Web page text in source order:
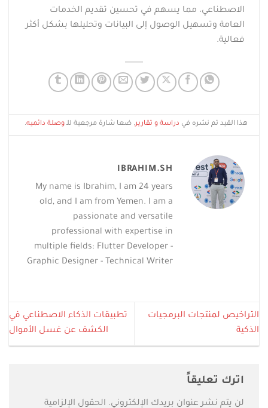
الاصطناعي، مما يسهم في تحسين تقديم الخدمات
العامة وتسهيل الوصول إلى البيانات وتحليلها بشكل أكثر
فعالية.
هذا القيد تم نشره في دراسة و تقارير. ضعا شارة مرجعية للـوصلة دائميه.
IBRAHIM.SH
My name is Ibrahim, I am 24 years
old, and I am from Yemen. I am a
passionate and versatile
professional with expertise in
multiple fields: Flutter Developer -
Graphic Designer - Technical Writer
التراخيص لمنتجات البرمجيات
الذكية
تطبيقات الذكاء الاصطناعي في
الكشف عن غسل الأموال
اترك تعليقاً
لن يتم نشر عنوان بريدك الإلكتروني. الحقول الإلزامية